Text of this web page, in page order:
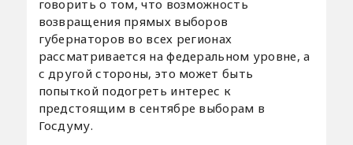
говорить о том, что возможность
возвращения прямых выборов
губернаторов во всех регионах
рассматривается на федеральном уровне, а
с другой стороны, это может быть
попыткой подогреть интерес к
предстоящим в сентябре выборам в
Госдуму.